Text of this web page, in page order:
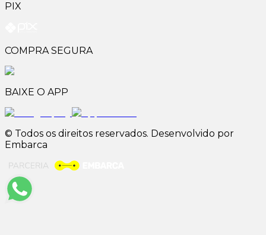
PIX
COMPRA SEGURA
BAIXE O APP
© Todos os direitos reservados. Desenvolvido por
Embarca